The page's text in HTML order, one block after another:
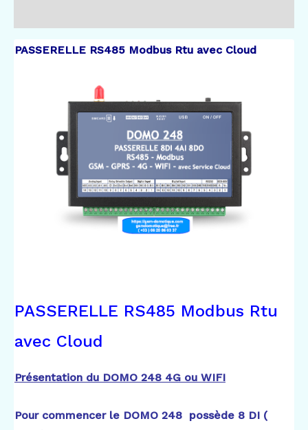
PASSERELLE RS485 Modbus Rtu avec Cloud
PASSERELLE RS485 Modbus Rtu
avec Cloud
Présentation du DOMO 248 4G ou WIFI
Pour commencer le DOMO 248 possède 8 DI (